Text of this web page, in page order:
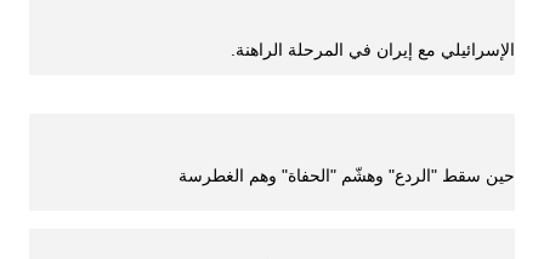
الإسرائيلي مع إيران في المرحلة الراهنة.
حين سقط "الردع" وهشّم "الحفاة" وهم الغطرسة